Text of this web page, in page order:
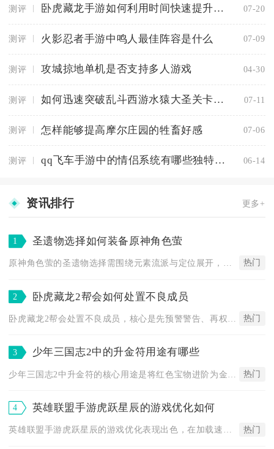
测评 卧虎藏龙手游如何利用时间快速提升等级 07-20
测评 火影忍者手游中鸣人最佳阵容是什么 07-09
测评 攻城掠地单机是否支持多人游戏 04-30
测评 如何迅速突破乱斗西游水猿大圣关卡的阻碍 07-11
测评 怎样能够提高摩尔庄园的牲畜好感 07-06
测评 qq飞车手游中的情侣系统有哪些独特的特点 06-14
资讯排行 更多+
1 圣遗物选择如何装备原神角色萤
热门
2 卧虎藏龙2帮会如何处置不良成员
热门
3 少年三国志2中的升金符用途有哪些
热门
4 英雄联盟手游虎跃星辰的游戏优化如何
英雄联盟手游虎跃星辰的游戏优化表现出色，在加载速度、帧率稳定... 热门